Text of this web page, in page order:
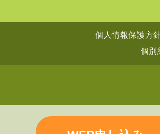
個人情報保護方
個別